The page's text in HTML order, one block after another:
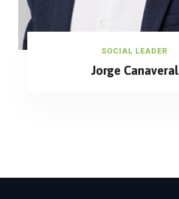
SOCIAL LEADER
Jorge Canaveral